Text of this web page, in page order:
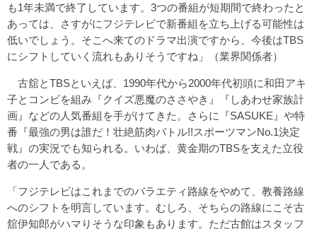
も1年未満で終了しています。3つの番組が短期間で終わったと
あっては、さすがにフジテレビで新番組を立ち上げる可能性は
低いでしょう。そこへ来てのドラマ出演ですから、今後はTBS
にシフトしていく流れもありそうですね」（業界関係者）
古舘とTBSといえば、1990年代から2000年代初頭に和田アキ
子とコンビを組み『クイズ悪魔のささやき』『しあわせ家族計
画』などの人気番組を手がけてきた。さらに『SASUKE』や特
番『最強の男は誰だ！壮絶筋肉バトル!!スポーツマンNo.1決定
戦』の実況でも知られる。いわば、黄金期のTBSを支えた立役
者の一人である。
「フジテレビはこれまでのバラエティ路線をやめて、教養路線
へのシフトを明言しています。むしろ、そちらの路線にこそ古
舘伊知郎がハマりそうな印象もあります。ただ古館はスタッフ